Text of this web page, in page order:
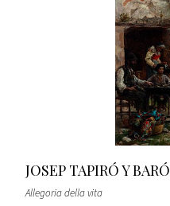
JOSEP TAPIRÓ Y BARÓ
Allegoria della vita